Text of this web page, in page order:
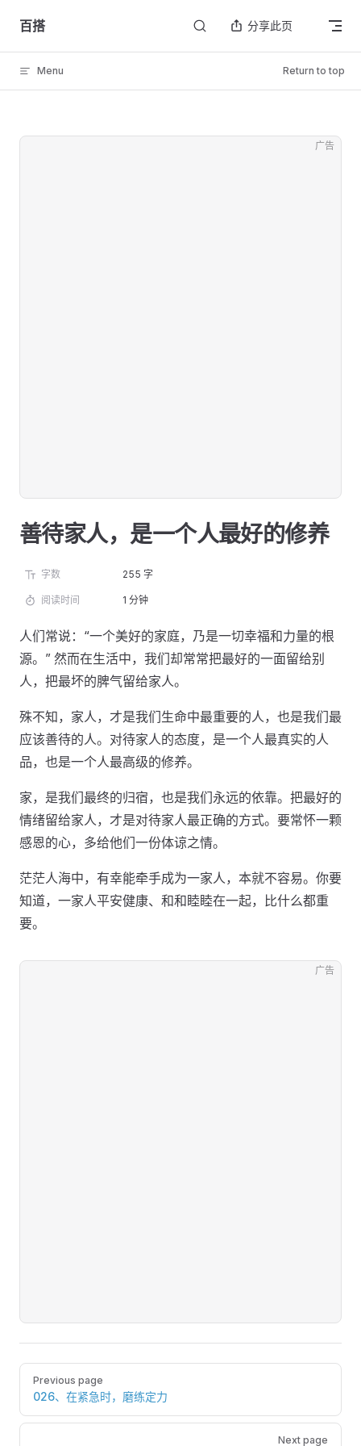
Skip to content
百搭 分享此页
Menu Return to top
广告
善待家人，是一个人最好的修养
字数 255 字
阅读时间 1 分钟
人们常说：“一个美好的家庭，乃是一切幸福和力量的根
源。” 然而在生活中，我们却常常把最好的一面留给别
人，把最坏的脾气留给家人。
殊不知，家人，才是我们生命中最重要的人，也是我们最
应该善待的人。对待家人的态度，是一个人最真实的人
品，也是一个人最高级的修养。
家，是我们最终的归宿，也是我们永远的依靠。把最好的
情绪留给家人，才是对待家人最正确的方式。要常怀一颗
感恩的心，多给他们一份体谅之情。
茫茫人海中，有幸能牵手成为一家人，本就不容易。你要
知道，一家人平安健康、和和睦睦在一起，比什么都重
要。
广告
Pager
Previous page
026、在紧急时，磨练定力
Next page